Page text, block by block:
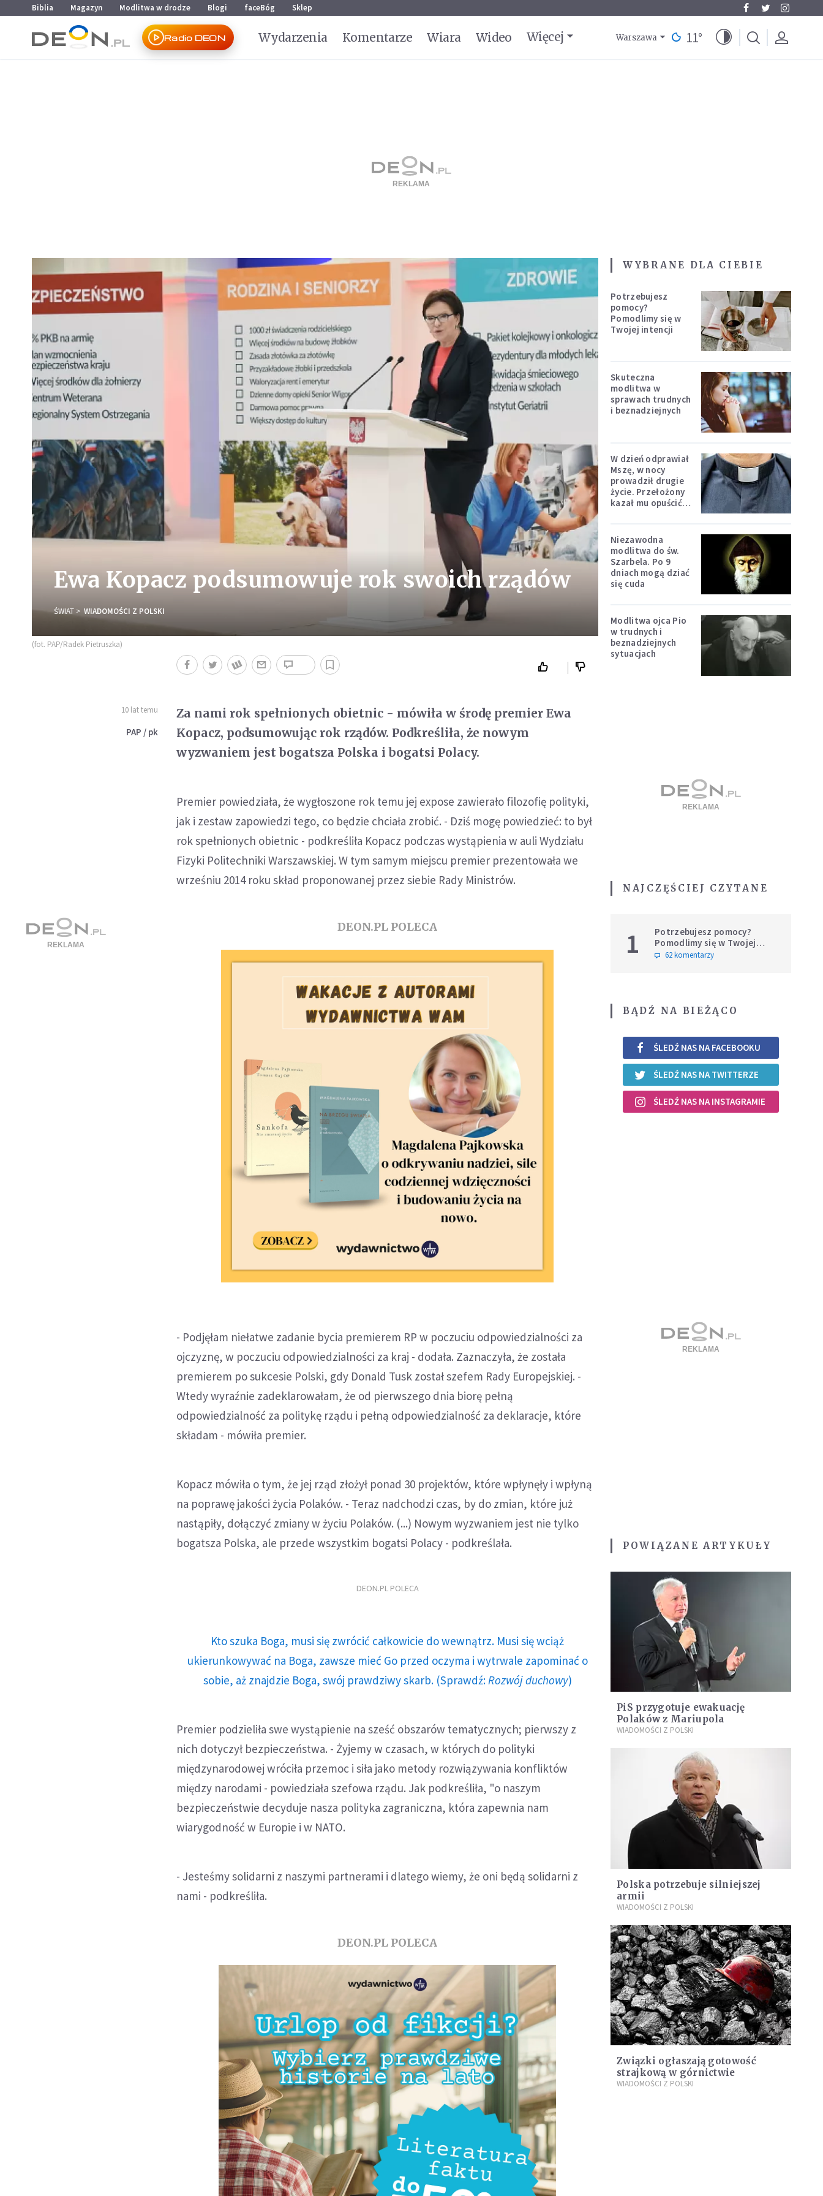
Przejdź do menu głównego
Przejdź do treści
Biblia Magazyn Modlitwa w drodze Blogi faceBóg Sklep
Radio DEON Wydarzenia Komentarze Wiara Wideo Więcej Warszawa 11°
Ewa Kopacz podsumowuje rok swoich rządów
ŚWIAT WIADOMOŚCI Z POLSKI
(fot. PAP/Radek Pietruszka)
10 lat temu
PAP / pk
Za nami rok spełnionych obietnic - mówiła w środę premier Ewa
Kopacz, podsumowując rok rządów. Podkreśliła, że nowym
wyzwaniem jest bogatsza Polska i bogatsi Polacy.
Premier powiedziała, że wygłoszone rok temu jej expose zawierało filozofię polityki,
jak i zestaw zapowiedzi tego, co będzie chciała zrobić. - Dziś mogę powiedzieć: to był
rok spełnionych obietnic - podkreśliła Kopacz podczas wystąpienia w auli Wydziału
Fizyki Politechniki Warszawskiej. W tym samym miejscu premier prezentowała we
wrześniu 2014 roku skład proponowanej przez siebie Rady Ministrów.
DEON.PL POLECA
- Podjęłam niełatwe zadanie bycia premierem RP w poczuciu odpowiedzialności za
ojczyznę, w poczuciu odpowiedzialności za kraj - dodała. Zaznaczyła, że została
premierem po sukcesie Polski, gdy Donald Tusk został szefem Rady Europejskiej. -
Wtedy wyraźnie zadeklarowałam, że od pierwszego dnia biorę pełną
odpowiedzialność za politykę rządu i pełną odpowiedzialność za deklaracje, które
składam - mówiła premier.
Kopacz mówiła o tym, że jej rząd złożył ponad 30 projektów, które wpłynęły i wpłyną
na poprawę jakości życia Polaków. - Teraz nadchodzi czas, by do zmian, które już
nastąpiły, dołączyć zmiany w życiu Polaków. (...) Nowym wyzwaniem jest nie tylko
bogatsza Polska, ale przede wszystkim bogatsi Polacy - podkreślała.
DEON.PL POLECA
Kto szuka Boga, musi się zwrócić całkowicie do wewnątrz. Musi się wciąż
ukierunkowywać na Boga, zawsze mieć Go przed oczyma i wytrwale zapominać o
sobie, aż znajdzie Boga, swój prawdziwy skarb. (Sprawdź: Rozwój duchowy)
Premier podzieliła swe wystąpienie na sześć obszarów tematycznych; pierwszy z
nich dotyczył bezpieczeństwa. - Żyjemy w czasach, w których do polityki
międzynarodowej wróciła przemoc i siła jako metody rozwiązywania konfliktów
między narodami - powiedziała szefowa rządu. Jak podkreśliła, "o naszym
bezpieczeństwie decyduje nasza polityka zagraniczna, która zapewnia nam
wiarygodność w Europie i w NATO.
- Jesteśmy solidarni z naszymi partnerami i dlatego wiemy, że oni będą solidarni z
nami - podkreśliła.
DEON.PL POLECA
WYBRANE DLA CIEBIE
Potrzebujesz
pomocy?
Pomodlimy się w
Twojej intencji
Skuteczna
modlitwa w
sprawach trudnych
i beznadziejnych
W dzień odprawiał
Mszę, w nocy
prowadził drugie
życie. Przełożony
kazał mu opuścić
Niezawodna
modlitwa do św.
Szarbela. Po 9
dniach mogą dziać
się cuda
Modlitwa ojca Pio
w trudnych i
beznadziejnych
sytuacjach
NAJCZĘŚCIEJ CZYTANE
1
Potrzebujesz pomocy?
Pomodlimy się w Twojej
intencji
62 komentarzy
BĄDŹ NA BIEŻĄCO
ŚLEDŹ NAS NA FACEBOOKU
ŚLEDŹ NAS NA TWITTERZE
ŚLEDŹ NAS NA INSTAGRAMIE
POWIĄZANE ARTYKUŁY
PiS przygotuje ewakuację
Polaków z Mariupola
WIADOMOŚCI Z POLSKI
Polska potrzebuje silniejszej
armii
WIADOMOŚCI Z POLSKI
Związki ogłaszają gotowość
strajkową w górnictwie
WIADOMOŚCI Z POLSKI